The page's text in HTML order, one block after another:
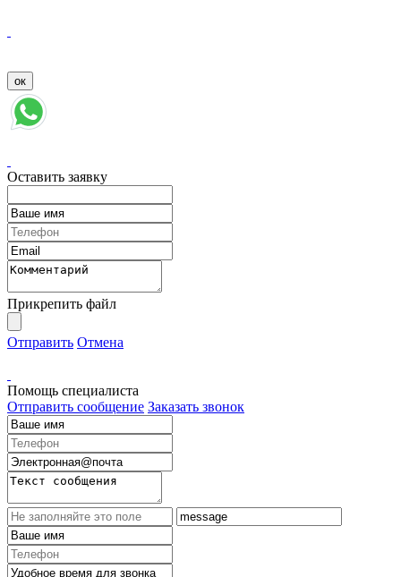
Оставить заявку
Прикрепить файл
Отправить Отмена
Помощь специалиста
Отправить сообщение Заказать звонок